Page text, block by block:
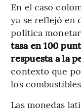
En el caso
ya se reflejó en
política
tasa en 100
respuesta a la
contexto que
los
Las monedas